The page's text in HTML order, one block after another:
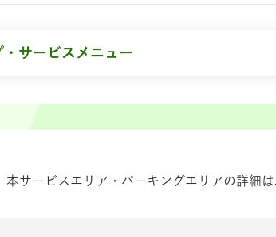
サービスメニュー
本サービスエリア・パーキングエリアの詳細